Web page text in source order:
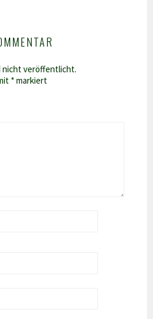
nicht veröffentlicht.
*markiert